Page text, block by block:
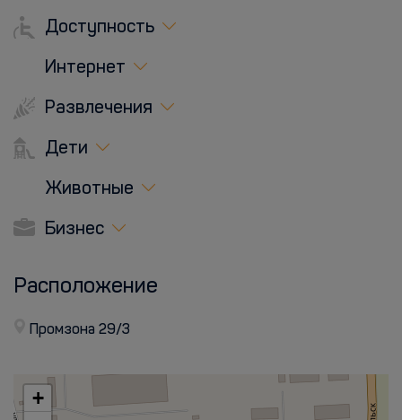
Доступность
Интернет
Развлечения
Дети
Животные
Бизнес
Расположение
Промзона 29/3
+